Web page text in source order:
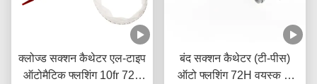
क्लोज्ड सक्शन कैथेटर एल-टाइप
ऑटोमैटिक फ्लशिंग 10fr 72h
बंद सक्शन कैथेटर (टी-पीस)
ऑटो फ्लशिंग 72H वयस्क के